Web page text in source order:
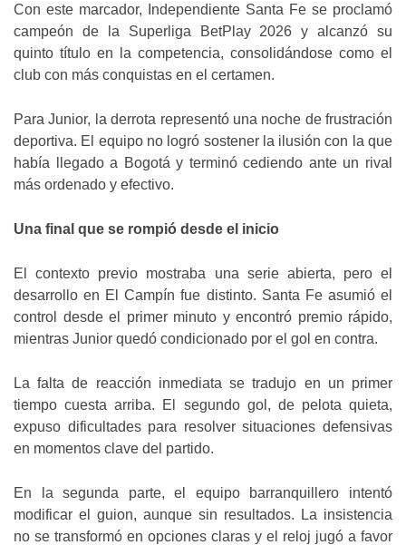
Con este marcador, Independiente Santa Fe se proclamó
campeón de la Superliga BetPlay 2026 y alcanzó su
quinto título en la competencia, consolidándose como el
club con más conquistas en el certamen.
Para Junior, la derrota representó una noche de frustración
deportiva. El equipo no logró sostener la ilusión con la que
había llegado a Bogotá y terminó cediendo ante un rival
más ordenado y efectivo.
Una final que se rompió desde el inicio
El contexto previo mostraba una serie abierta, pero el
desarrollo en El Campín fue distinto. Santa Fe asumió el
control desde el primer minuto y encontró premio rápido,
mientras Junior quedó condicionado por el gol en contra.
La falta de reacción inmediata se tradujo en un primer
tiempo cuesta arriba. El segundo gol, de pelota quieta,
expuso dificultades para resolver situaciones defensivas
en momentos clave del partido.
En la segunda parte, el equipo barranquillero intentó
modificar el guion, aunque sin resultados. La insistencia
no se transformó en opciones claras y el reloj jugó a favor